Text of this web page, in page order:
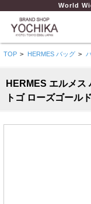
World
TOP > HERMES バッグ >
HERMES エルメス
トゴ ローズゴール